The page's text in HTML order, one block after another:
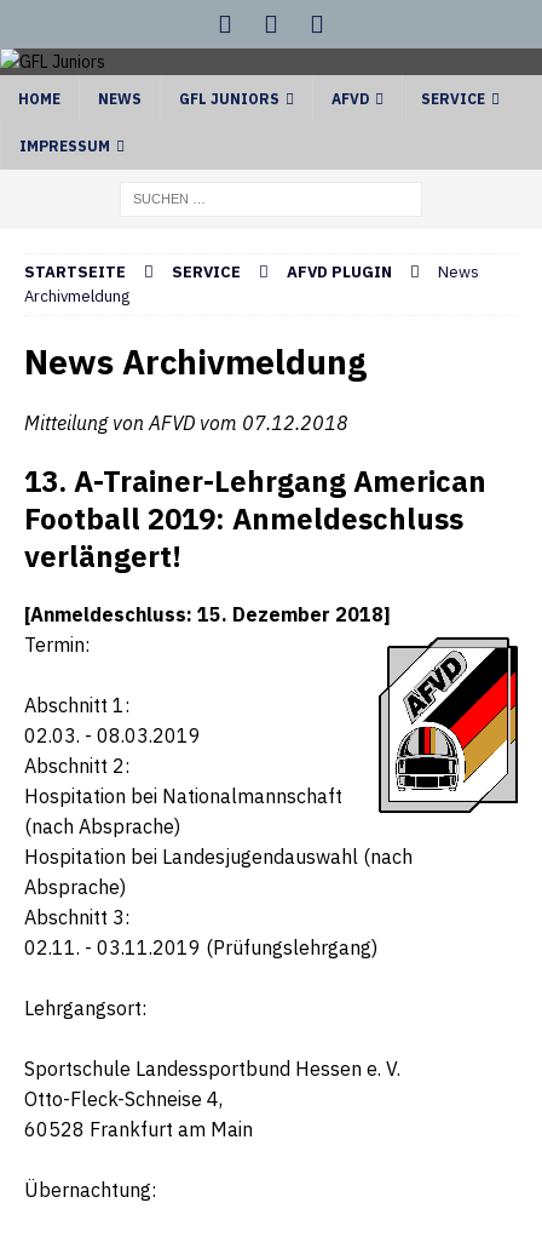
HOME NEWS GFL JUNIORS AFVD SERVICE
IMPRESSUM
STARTSEITE SERVICE AFVD PLUGIN
News
Archivmeldung
News Archivmeldung
Mitteilung von AFVD vom 07.12.2018
13. A-Trainer-Lehrgang American
Football 2019: Anmeldeschluss
verlängert!
[Anmeldeschluss: 15. Dezember 2018]
Termin:
Abschnitt 1:
02.03. - 08.03.2019
Abschnitt 2:
Hospitation bei Nationalmannschaft
(nach Absprache)
Hospitation bei Landesjugendauswahl (nach
Absprache)
Abschnitt 3:
02.11. - 03.11.2019 (Prüfungslehrgang)
Lehrgangsort:
Sportschule Landessportbund Hessen e. V.
Otto-Fleck-Schneise 4,
60528 Frankfurt am Main
Übernachtung: